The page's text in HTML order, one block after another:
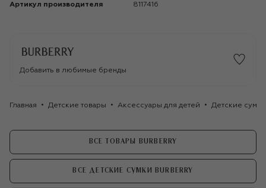
Артикул производителя 8117416
Добавить в любимые бренды
Главная Детские товары Аксессуары для детей Детские сумки
ВСЕ ТОВАРЫ BURBERRY
ВСЕ ДЕТСКИЕ СУМКИ BURBERRY